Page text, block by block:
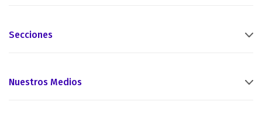
Secciones
Nuestros Medios